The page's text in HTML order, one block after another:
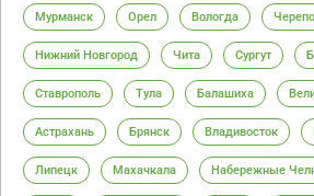
Мурманск Орел Вологда
Нижний Новгород Чита Сургут
Ставрополь Тула Балашиха
Астрахань Брянск Владивосток
Липецк Махачкала Набережные